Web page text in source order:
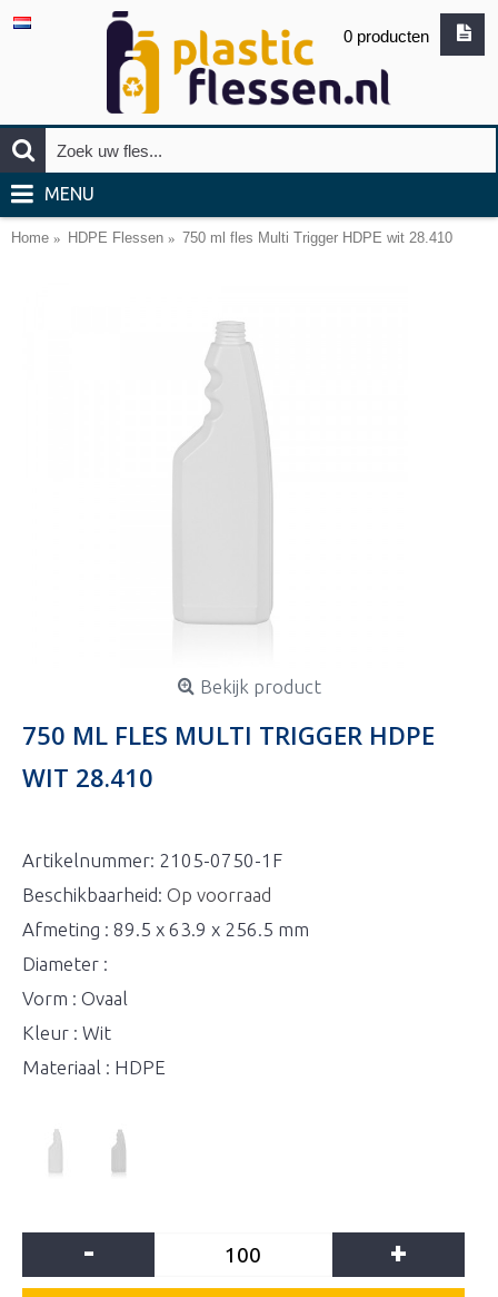
0 producten
MENU
Home HDPE Flessen 750 ml fles Multi Trigger HDPE wit 28.410
Bekijk product
750 ML FLES MULTI TRIGGER HDPE
WIT 28.410
Artikelnummer: 2105-0750-1F
Beschikbaarheid: Op voorraad
Afmeting : 89.5 x 63.9 x 256.5 mm
Diameter :
Vorm : Ovaal
Kleur : Wit
Materiaal : HDPE
- +